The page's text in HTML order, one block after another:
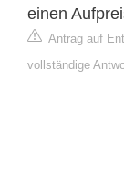
einen
Antrag auf
vollständige